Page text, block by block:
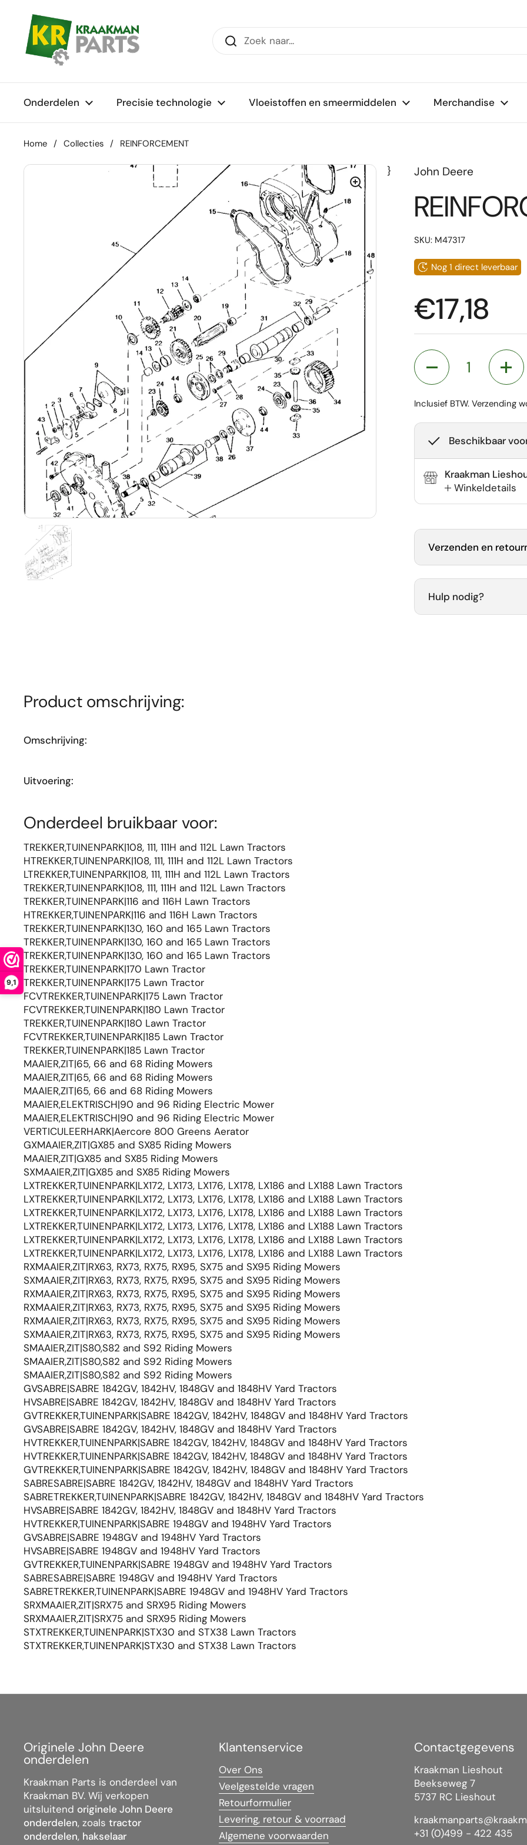
9,1
Onderdelen Precisie technologie Vloeistoffen en smeermiddelen Merchandise
Home / Collecties / REINFORCEMENT
}
Toon dia 1
John Deere
SKU: M47317
Nog 1 direct leverbaar
Prijs:
€17,18
Aantal
Inclusief BTW. Verzending
Beschikbaar
Kraakman
Winkeldetails
Verzenden en
Hulp nodig?
Product omschrijving:
Omschrijving:
Uitvoering:
Onderdeel bruikbaar voor:
TREKKER,TUINENPARK|108, 111, 111H and 112L Lawn Tractors
HTREKKER,TUINENPARK|108, 111, 111H and 112L Lawn Tractors
LTREKKER,TUINENPARK|108, 111, 111H and 112L Lawn Tractors
TREKKER,TUINENPARK|108, 111, 111H and 112L Lawn Tractors
TREKKER,TUINENPARK|116 and 116H Lawn Tractors
HTREKKER,TUINENPARK|116 and 116H Lawn Tractors
TREKKER,TUINENPARK|130, 160 and 165 Lawn Tractors
TREKKER,TUINENPARK|130, 160 and 165 Lawn Tractors
TREKKER,TUINENPARK|130, 160 and 165 Lawn Tractors
TREKKER,TUINENPARK|170 Lawn Tractor
TREKKER,TUINENPARK|175 Lawn Tractor
FCVTREKKER,TUINENPARK|175 Lawn Tractor
FCVTREKKER,TUINENPARK|180 Lawn Tractor
TREKKER,TUINENPARK|180 Lawn Tractor
FCVTREKKER,TUINENPARK|185 Lawn Tractor
TREKKER,TUINENPARK|185 Lawn Tractor
MAAIER,ZIT|65, 66 and 68 Riding Mowers
MAAIER,ZIT|65, 66 and 68 Riding Mowers
MAAIER,ZIT|65, 66 and 68 Riding Mowers
MAAIER,ELEKTRISCH|90 and 96 Riding Electric Mower
MAAIER,ELEKTRISCH|90 and 96 Riding Electric Mower
VERTICULEERHARK|Aercore 800 Greens Aerator
GXMAAIER,ZIT|GX85 and SX85 Riding Mowers
MAAIER,ZIT|GX85 and SX85 Riding Mowers
SXMAAIER,ZIT|GX85 and SX85 Riding Mowers
LXTREKKER,TUINENPARK|LX172, LX173, LX176, LX178, LX186 and LX188 Lawn Tractors
LXTREKKER,TUINENPARK|LX172, LX173, LX176, LX178, LX186 and LX188 Lawn Tractors
LXTREKKER,TUINENPARK|LX172, LX173, LX176, LX178, LX186 and LX188 Lawn Tractors
LXTREKKER,TUINENPARK|LX172, LX173, LX176, LX178, LX186 and LX188 Lawn Tractors
LXTREKKER,TUINENPARK|LX172, LX173, LX176, LX178, LX186 and LX188 Lawn Tractors
LXTREKKER,TUINENPARK|LX172, LX173, LX176, LX178, LX186 and LX188 Lawn Tractors
RXMAAIER,ZIT|RX63, RX73, RX75, RX95, SX75 and SX95 Riding Mowers
SXMAAIER,ZIT|RX63, RX73, RX75, RX95, SX75 and SX95 Riding Mowers
RXMAAIER,ZIT|RX63, RX73, RX75, RX95, SX75 and SX95 Riding Mowers
RXMAAIER,ZIT|RX63, RX73, RX75, RX95, SX75 and SX95 Riding Mowers
RXMAAIER,ZIT|RX63, RX73, RX75, RX95, SX75 and SX95 Riding Mowers
SXMAAIER,ZIT|RX63, RX73, RX75, RX95, SX75 and SX95 Riding Mowers
SMAAIER,ZIT|S80,S82 and S92 Riding Mowers
SMAAIER,ZIT|S80,S82 and S92 Riding Mowers
SMAAIER,ZIT|S80,S82 and S92 Riding Mowers
GVSABRE|SABRE 1842GV, 1842HV, 1848GV and 1848HV Yard Tractors
HVSABRE|SABRE 1842GV, 1842HV, 1848GV and 1848HV Yard Tractors
GVTREKKER,TUINENPARK|SABRE 1842GV, 1842HV, 1848GV and 1848HV Yard Tractors
GVSABRE|SABRE 1842GV, 1842HV, 1848GV and 1848HV Yard Tractors
HVTREKKER,TUINENPARK|SABRE 1842GV, 1842HV, 1848GV and 1848HV Yard Tractors
HVTREKKER,TUINENPARK|SABRE 1842GV, 1842HV, 1848GV and 1848HV Yard Tractors
GVTREKKER,TUINENPARK|SABRE 1842GV, 1842HV, 1848GV and 1848HV Yard Tractors
SABRESABRE|SABRE 1842GV, 1842HV, 1848GV and 1848HV Yard Tractors
SABRETREKKER,TUINENPARK|SABRE 1842GV, 1842HV, 1848GV and 1848HV Yard Tractors
HVSABRE|SABRE 1842GV, 1842HV, 1848GV and 1848HV Yard Tractors
HVTREKKER,TUINENPARK|SABRE 1948GV and 1948HV Yard Tractors
GVSABRE|SABRE 1948GV and 1948HV Yard Tractors
HVSABRE|SABRE 1948GV and 1948HV Yard Tractors
GVTREKKER,TUINENPARK|SABRE 1948GV and 1948HV Yard Tractors
SABRESABRE|SABRE 1948GV and 1948HV Yard Tractors
SABRETREKKER,TUINENPARK|SABRE 1948GV and 1948HV Yard Tractors
SRXMAAIER,ZIT|SRX75 and SRX95 Riding Mowers
SRXMAAIER,ZIT|SRX75 and SRX95 Riding Mowers
STXTREKKER,TUINENPARK|STX30 and STX38 Lawn Tractors
STXTREKKER,TUINENPARK|STX30 and STX38 Lawn Tractors
Originele John Deere
onderdelen
Kraakman Parts is onderdeel van
Kraakman BV. Wij verkopen
uitsluitend originele John Deere
onderdelen, zoals tractor
onderdelen, hakselaar
Klantenservice
Over Ons
Veelgestelde vragen
Retourformulier
Levering, retour & voorraad
Algemene voorwaarden
Contactgegevens
Kraakman Lieshout
Beekseweg 7
5737 RC Lieshout
+31 (0)499 - 422 435